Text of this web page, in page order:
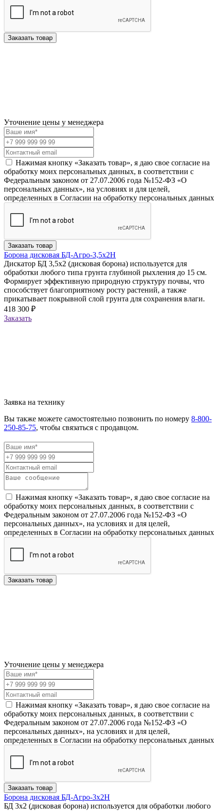
Заказать товар
Уточнение цены у менеджера
Нажимая кнопку «Заказать товар», я даю свое согласие на
обработку моих персональных данных, в соответствии с
Федеральным законом от 27.07.2006 года №152-ФЗ «О
персональных данных», на условиях и для целей,
определенных в Согласии на обработку персональных данных
Заказать товар
Борона дисковая БД-Агро-3,5х2Н
Дискатор БД 3,5х2 (дисковая борона) используется для
обработки любого типа грунта глубиной рыхления до 15 см.
Формирует эффективную природную структуру почвы, что
способствует благоприятному росту растений, а также
прикатывает покрывной слой грунта для сохранения влаги.
418 300 ₽
Заказать
Заявка на технику
Вы также можете самостоятельно позвонить по номеру 8-800-
250-85-75, чтобы связаться с продавцом.
Нажимая кнопку «Заказать товар», я даю свое согласие на
обработку моих персональных данных, в соответствии с
Федеральным законом от 27.07.2006 года №152-ФЗ «О
персональных данных», на условиях и для целей,
определенных в Согласии на обработку персональных данных
Заказать товар
Уточнение цены у менеджера
Нажимая кнопку «Заказать товар», я даю свое согласие на
обработку моих персональных данных, в соответствии с
Федеральным законом от 27.07.2006 года №152-ФЗ «О
персональных данных», на условиях и для целей,
определенных в Согласии на обработку персональных данных
Заказать товар
Борона дисковая БД-Агро-3х2Н
БД 3х2 (дисковая борона) используется для обработки любого